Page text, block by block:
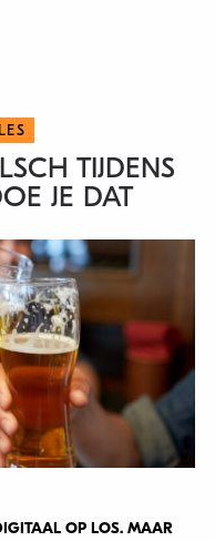
TIJDENS
JE DAT
OP LOS. MAAR